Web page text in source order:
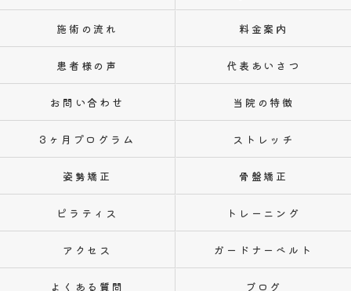
施術の流れ 料金案内
患者様の声 代表あいさつ
お問い合わせ 当院の特徴
3ヶ月プログラム ストレッチ
姿勢矯正 骨盤矯正
ピラティス トレーニング
アクセス ガードナーベルト
よくある質問 ブログ